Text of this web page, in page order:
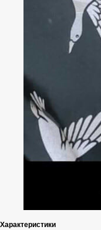
Характеристики